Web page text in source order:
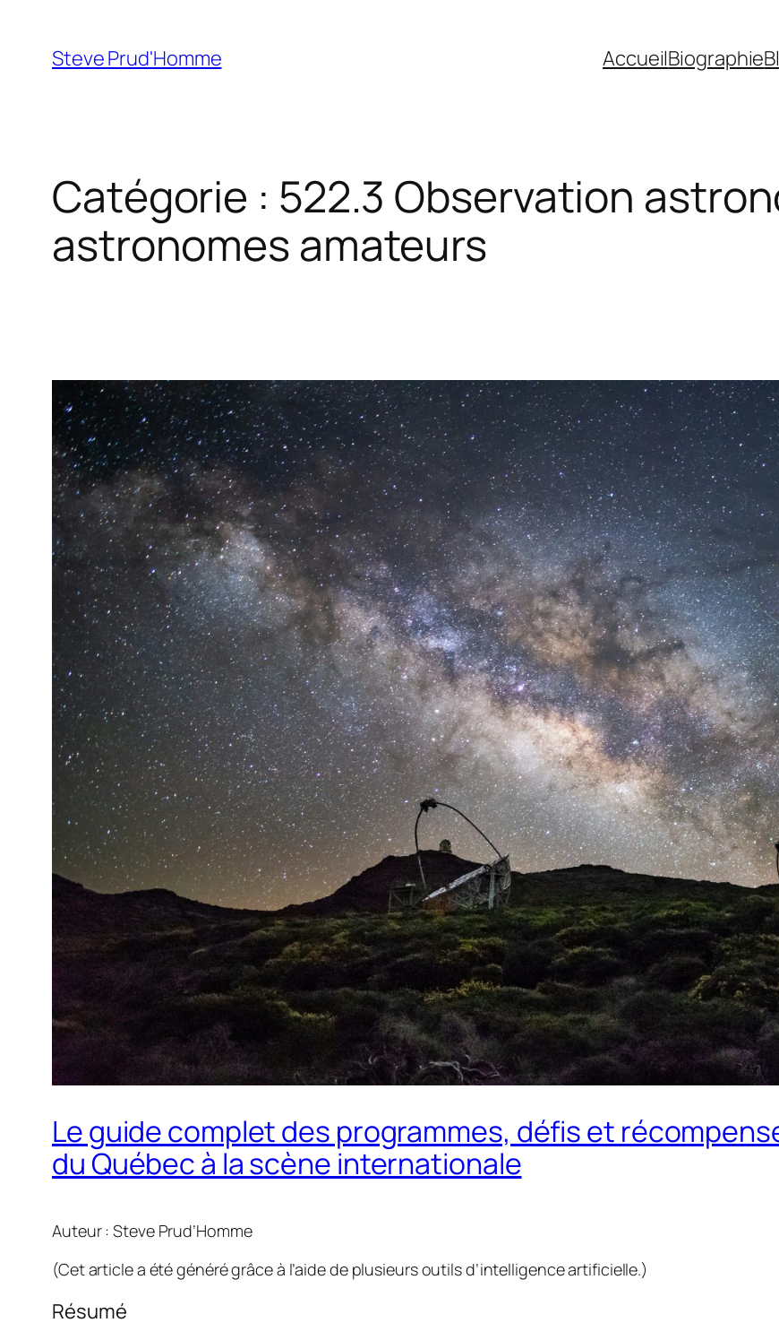
contenu
Steve Prud'Homme AccueilBiographie
Catégorie : 522.3 Observation
astronomes amateurs
Le guide complet des programmes, défis et
du Québec à la scène internationale
Auteur : Steve Prud’Homme
(Cet article a été généré grâce à l’aide de plusieurs outils d’intelligence artificielle.)
Résumé